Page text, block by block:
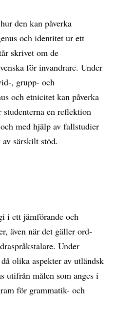
den kan påverka
och identitet ur ett
skrivet om de
för invandrare. Under
, grupp- och
och etnicitet kan påverka
en reflektion
med hjälp av fallstudier
särskilt stöd.
i ett jämförande och
även när det gäller ord-
Under
olika aspekter av utländsk
utifrån målen som anges i
för grammatik- och